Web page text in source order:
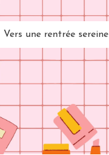
Vers une rentrée sereine